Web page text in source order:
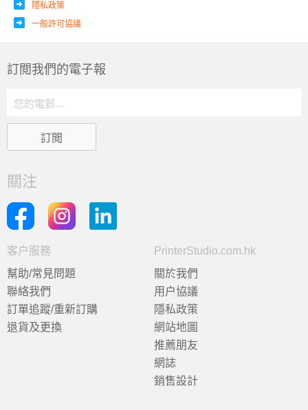
隱私政策
一般許可協議
訂閲我們的電子報
關注
客户服務
幫助/常見問題
聯絡我們
訂單追蹤/重新訂購
退貨及更換
PrinterStudio.com.hk
關於我們
用户協議
隱私政策
網站地圖
推薦朋友
網誌
銷售設計